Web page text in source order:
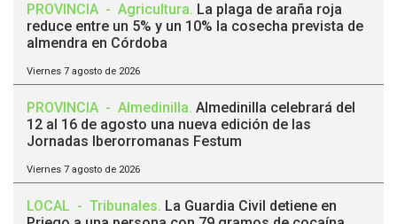
PROVINCIA - Agricultura. La plaga de araña roja
reduce entre un 5% y un 10% la cosecha prevista de
almendra en Córdoba
Viernes 7 agosto de 2026
PROVINCIA - Almedinilla. Almedinilla celebrará del
12 al 16 de agosto una nueva edición de las
Jornadas Iberorromanas Festum
Viernes 7 agosto de 2026
LOCAL - Tribunales. La Guardia Civil detiene en